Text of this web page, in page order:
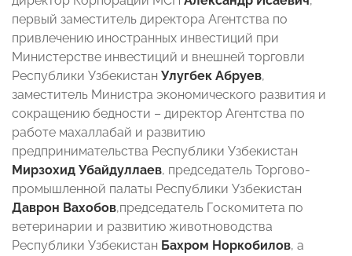
первый заместитель директора Агентства по
привлечению иностранных инвестиций при
Министерстве инвестиций и внешней торговли
Республики Узбекистан Улугбек Абруев,
заместитель Министра экономического развития и
сокращению бедности – директор Агентства по
работе махаллабай и развитию
предпринимательства Республики Узбекистан
Мирзохид Убайдуллаев, председатель Торгово-
промышленной палаты Республики Узбекистан
Даврон Вахобов,председатель Госкомитета по
ветеринарии и развитию животноводства
Республики Узбекистан Бахром Норкобилов, а